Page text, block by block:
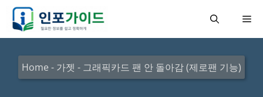
메
Home - 가젯 - 그래픽카드 팬 안 돌아감 (제로팬 기능)